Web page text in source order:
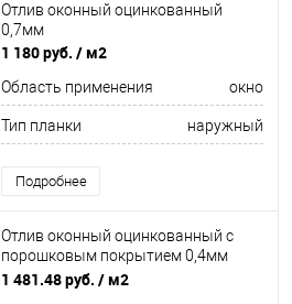
Отлив оконный оцинкованный
0,7мм
1 180 руб. / м2
Область применения окно
Тип планки наружный
Подробнее
Отлив оконный оцинкованный c
порошковым покрытием 0,4мм
ширина более 625 мм RAL 5017
1 481.48 руб. / м2